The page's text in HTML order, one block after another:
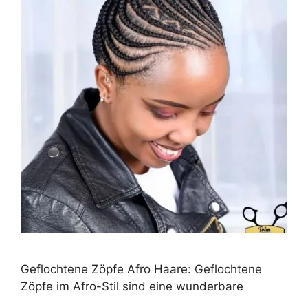
Geflochtene Zöpfe Afro Haare: Geflochtene
Zöpfe im Afro-Stil sind eine wunderbare